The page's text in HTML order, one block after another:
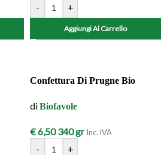
- +
Aggiungi Al Carrello
Confettura Di Prugne Bio
diBiofavole
€6,50 340 gr Inc. IVA
- +